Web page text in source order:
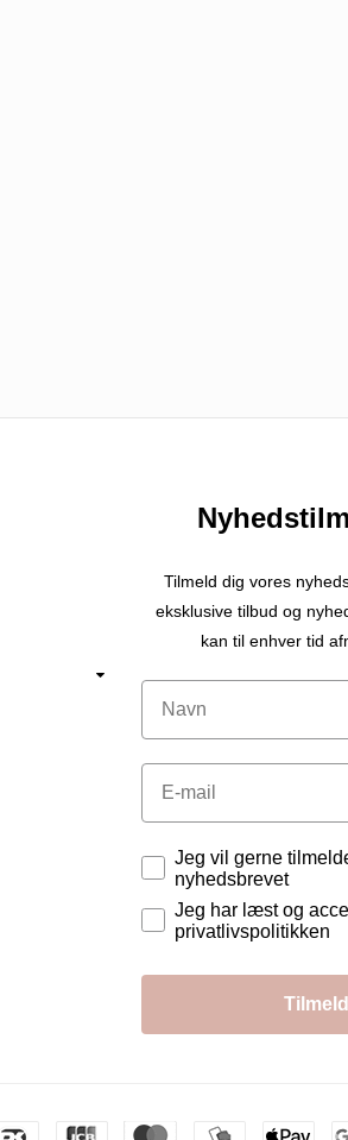
Tilmeld dig vores
eksklusive tilbud og
kan til enhver tid
Navn
Email
Tilladelser
Jeg vil gerne
nyhedsbrevet
Jeg har læst og
privatlivspolitikken
Tilmeld